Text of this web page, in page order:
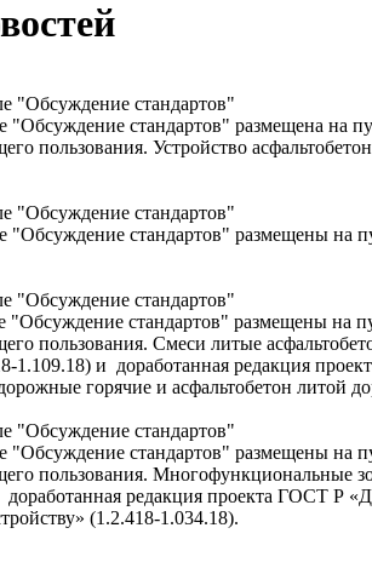
"Обсуждение стандартов"
"Обсуждение стандартов" размещена на
пользования. Устройство
"Обсуждение стандартов"
"Обсуждение стандартов" размещены
"Обсуждение стандартов"
"Обсуждение стандартов" размещены на
пользования. Смеси литые
1.109.18) и доработанная редакция
горячие и асфальтобетон литой
"Обсуждение стандартов"
"Обсуждение стандартов" размещены
пользования. Многофункциональные
редакция проекта ГОСТ Р
(1.2.418-1.034.18).